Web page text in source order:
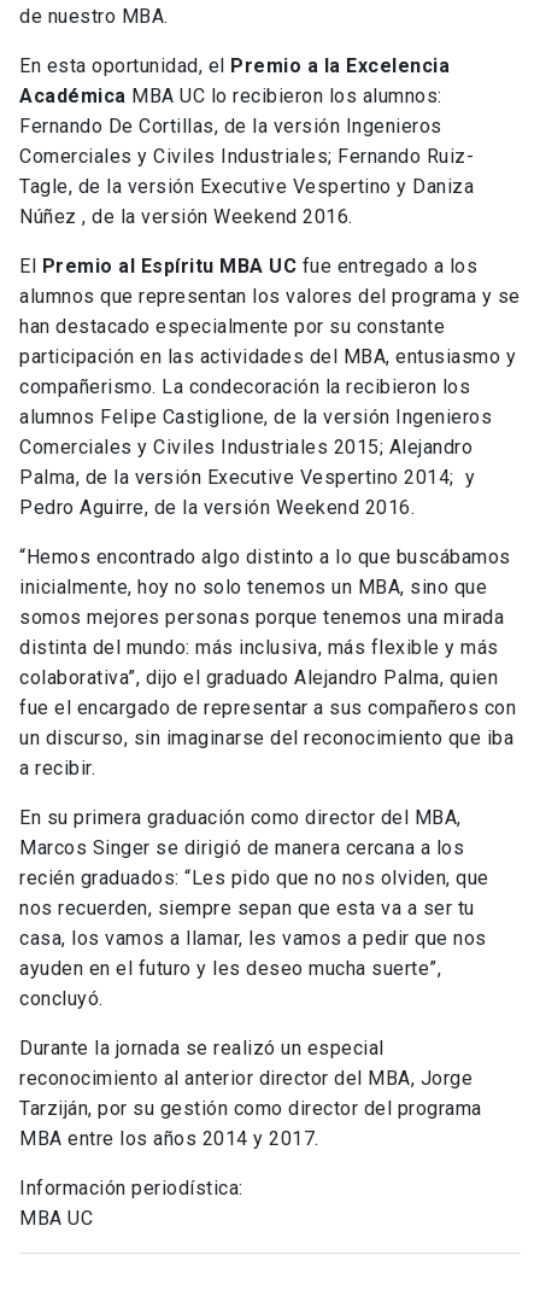
de nuestro MBA.
En esta oportunidad, el
Premio a la Excelencia
Académica MBA UC lo recibieron los alumnos:
Fernando De Cortillas, de la versión Ingenieros
Comerciales y Civiles Industriales; Fernando Ruiz-
Tagle, de la versión Executive Vespertino y Daniza
Núñez , de la versión Weekend 2016.
El Premio al Espíritu MBA UC fue entregado a los
alumnos que representan los valores del programa y se
han destacado especialmente por su constante
participación en las actividades del MBA, entusiasmo y
compañerismo. La condecoración la recibieron los
alumnos Felipe Castiglione, de la versión Ingenieros
Comerciales y Civiles Industriales 2015; Alejandro
Palma, de la versión Executive Vespertino 2014; y
Pedro Aguirre, de la versión Weekend 2016.
“Hemos encontrado algo distinto a lo que buscábamos
inicialmente, hoy no solo tenemos un MBA, sino que
somos mejores personas porque tenemos una mirada
distinta del mundo: más inclusiva, más flexible y más
colaborativa”, dijo el graduado Alejandro Palma, quien
fue el encargado de representar a sus compañeros con
un discurso, sin imaginarse del reconocimiento que iba
a recibir.
En su primera graduación como director del MBA,
Marcos Singer se dirigió de manera cercana a los
recién graduados: “Les pido que no nos olviden, que
nos recuerden, siempre sepan que esta va a ser tu
casa, los vamos a llamar, les vamos a pedir que nos
ayuden en el futuro y les deseo mucha suerte”,
concluyó.
Durante la jornada se realizó un especial
reconocimiento al anterior director del MBA, Jorge
Tarziján, por su gestión como director del programa
MBA entre los años 2014 y 2017.
Información periodística:
MBA UC